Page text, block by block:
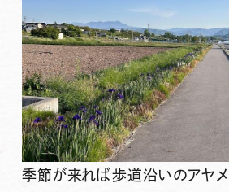
季節が来れば歩道沿いのアヤ